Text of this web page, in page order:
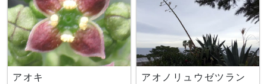
アオキ アオノリュウゼツラン